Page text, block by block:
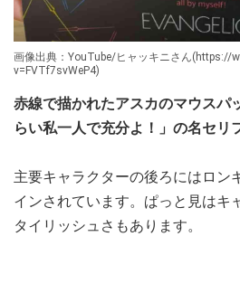
画像出典：YouTube/ヒャッキニさん(https://
v=FVTf7svWeP4)
赤線で描かれたアスカのマウスパ
らい私一人で充分よ！」の名セリ
主要キャラクターの後ろにはロン
インされています。ぱっと見はキ
タイリッシュさもあります。